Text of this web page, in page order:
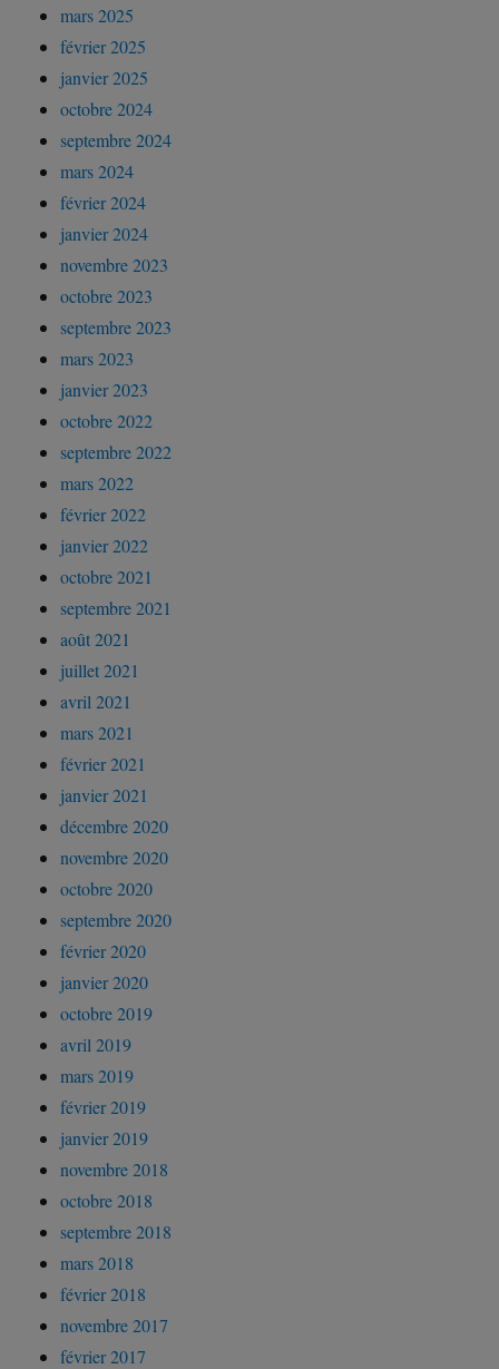
mars 2025
février 2025
janvier 2025
octobre 2024
septembre 2024
mars 2024
février 2024
janvier 2024
novembre 2023
octobre 2023
septembre 2023
mars 2023
janvier 2023
octobre 2022
septembre 2022
mars 2022
février 2022
janvier 2022
octobre 2021
septembre 2021
août 2021
juillet 2021
avril 2021
mars 2021
février 2021
janvier 2021
décembre 2020
novembre 2020
octobre 2020
septembre 2020
février 2020
janvier 2020
octobre 2019
avril 2019
mars 2019
février 2019
janvier 2019
novembre 2018
octobre 2018
septembre 2018
mars 2018
février 2018
novembre 2017
février 2017